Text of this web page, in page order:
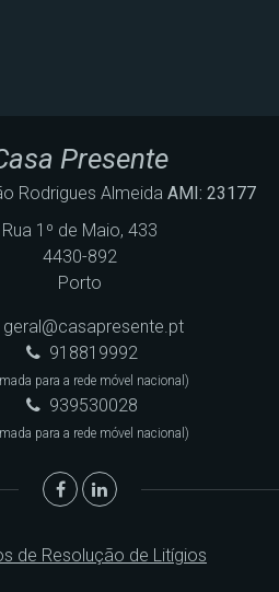
Presente
Rodrigues Almeida AMI: 23177
Rua 1º de Maio, 433
4430-892
Porto
geral@casapresente.pt
918819992
para a rede móvel nacional)
939530028
para a rede móvel nacional)
de Resolução de Litígios